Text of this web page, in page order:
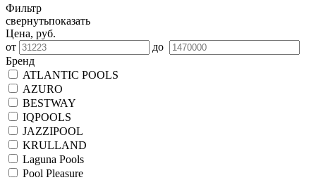
Фильтр
свернутьпоказать
Цена, руб.
от
до
Бренд
ATLANTIC POOLS
AZURO
BESTWAY
IQPOOLS
JAZZIPOOL
KRULLAND
Laguna Pools
Pool Pleasure